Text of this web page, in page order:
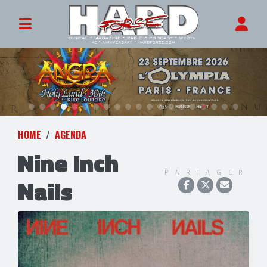
HOME AGENDA
Nine Inch
Nails
PARTAGER